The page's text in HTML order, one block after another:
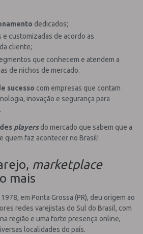
dedicados;
e customizadas de acordo as
cliente;
que conhecem e atendem a
de nichos de mercado.
sucesso com empresas que contam
inovação e segurança para
playersdo mercado que sabem que a
quem faz acontecer no Brasil!
marketplace
mais
em Ponta Grossa (PR), deu origem ao
redes varejistas do Sul do Brasil, com
região e uma forte presença online,
localidades do país.